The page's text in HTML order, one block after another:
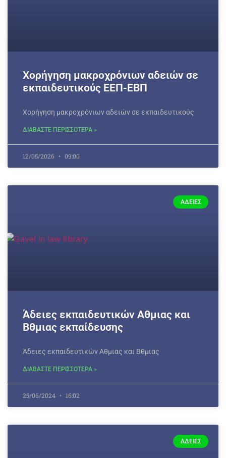
Xορήγηση μακροχρόνιων αδειών σε
εκπαιδευτικούς ΕΕΠ-ΕΒΠ
Xορήγηση μακροχρόνιων αδειών σε εκπαιδευτικούς
ΔΙΑΒΑΣΤΕ ΠΕΡΙΣΣΟΤΕΡΑ »
12/05/2026 09:00
ΆΔΕΙΕΣ
Άδειες εκπαιδευτικών Αθμιας και
Βθμιας εκπαίδευσης
Άδειες εκπαιδευτικών Αθμιας και Βθμιας
ΔΙΑΒΑΣΤΕ ΠΕΡΙΣΣΟΤΕΡΑ »
25/06/2024 16:02
ΆΔΕΙΕΣ